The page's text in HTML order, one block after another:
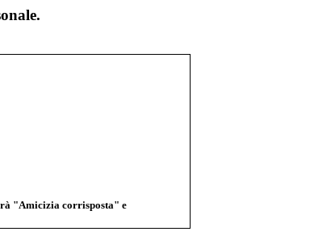
"Amicizia corrisposta" e